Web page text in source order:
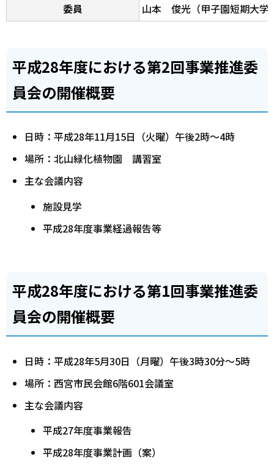
委員
山本 俊光（甲子園短期大学
平成28年度における第2回事業推進委
員会の開催概要
日時：平成28年11月15日（火曜）午後2時～4時
場所：北山緑化植物園 講習室
主な会議内容
施設見学
平成28年度事業経過報告等
平成28年度における第1回事業推進委
員会の開催概要
日時：平成28年5月30日（月曜）午後3時30分～5時
場所：西宮市民会館6階601会議室
主な会議内容
平成27年度事業報告
平成28年度事業計画（案）